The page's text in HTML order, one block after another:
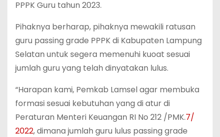
PPPK Guru tahun 2023.
Pihaknya berharap, pihaknya mewakili ratusan
guru passing grade PPPK di Kabupaten Lampung
Selatan untuk segera memenuhi kuoat sesuai
jumlah guru yang telah dinyatakan lulus.
“Harapan kami, Pemkab Lamsel agar membuka
formasi sesuai kebutuhan yang di atur di
Peraturan Menteri Keuangan RI No 212 /PMK.7/
2022, dimana jumlah guru lulus passing grade